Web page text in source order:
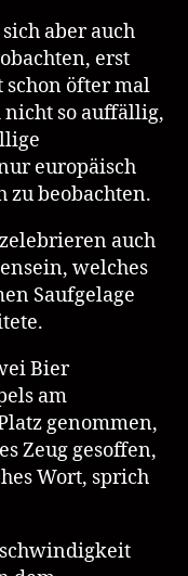
aber auch
erst
schon öfter mal
nicht so auffällig,
europäisch
zu beobachten.
auch
welches
Saufgelage
Bier
am
genommen,
Zeug gesoffen,
Wort, sprich